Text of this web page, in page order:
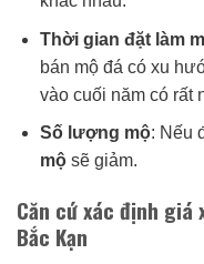
Thời gian đặt làm
bán mộ đá có xu
vào cuối năm có rất
Số lượng mộ: Nếu
mộsẽ giảm.
Căn cứ xác định giá
Bắc Kạn